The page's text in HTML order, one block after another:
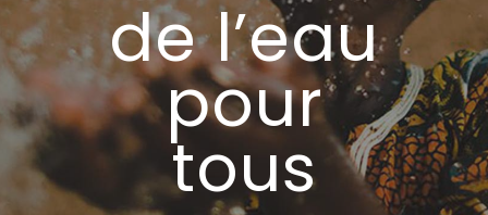
de l’eau
pour
tous